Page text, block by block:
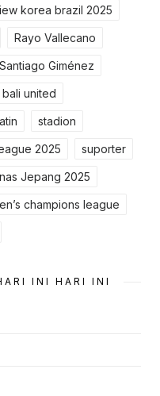
korea brazil 2025
Rayo Vallecano
Santiago Giménez
united
stadion
2025 suporter
Jepang 2025
champions league
INI HARI INI